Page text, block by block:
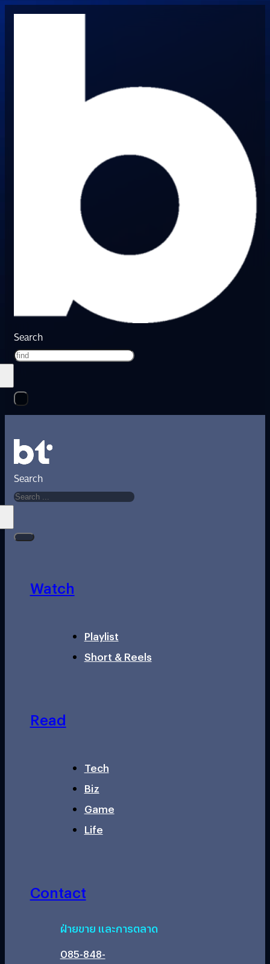
Search
Search
Watch
Playlist
Short & Reels
Read
Tech
Biz
Game
Life
Contact
ฝ่ายขาย และการตลาด
085-848-